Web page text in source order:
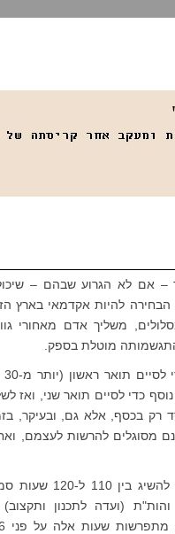
– אם לא הגרוע שבהם –
להיות אקדמאי בארץ
משליך אדם מאחורי
מוטלת בספק.
כדי לסיים תואר שני, ואז
רק בכסף, אלא גם, ובעיקר,
מסוגלים להרשות לעצמם,
בכדי לסיים תואר ראשון במדעי
(ועדה לתכנון ותקצוב)